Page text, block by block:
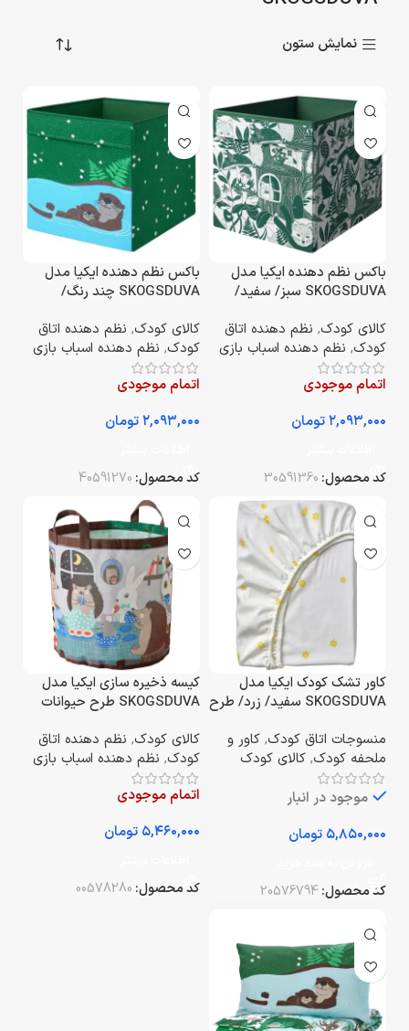
نمایش ستون
باکس نظم دهنده ایکیا مدل
SKOGSDUVA سبز/ سفید/
کالای کودک, نظم دهنده اتاق
کودک, نظم دهنده اسباب بازی
اتمام موجودی
تومان
کد محصول: 30591360
باکس نظم دهنده ایکیا مدل
SKOGSDUVA چند رنگ/
کالای کودک, نظم دهنده اتاق
کودک, نظم دهنده اسباب بازی
اتمام موجودی
تومان
کد محصول: 40591270
کاور تشک کودک ایکیا مدل
SKOGSDUVA سفید/ زرد/ طرح
منسوجات اتاق کودک, کاور و
ملحفه کودک, کالای کودک
موجود در انبار
تومان
کد محصول:20576794
کیسه ذخیره سازی ایکیا مدل
SKOGSDUVA طرح حیوانات
کالای کودک, نظم دهنده اتاق
کودک, نظم دهنده اسباب بازی
اتمام موجودی
تومان
کد محصول: 00578280